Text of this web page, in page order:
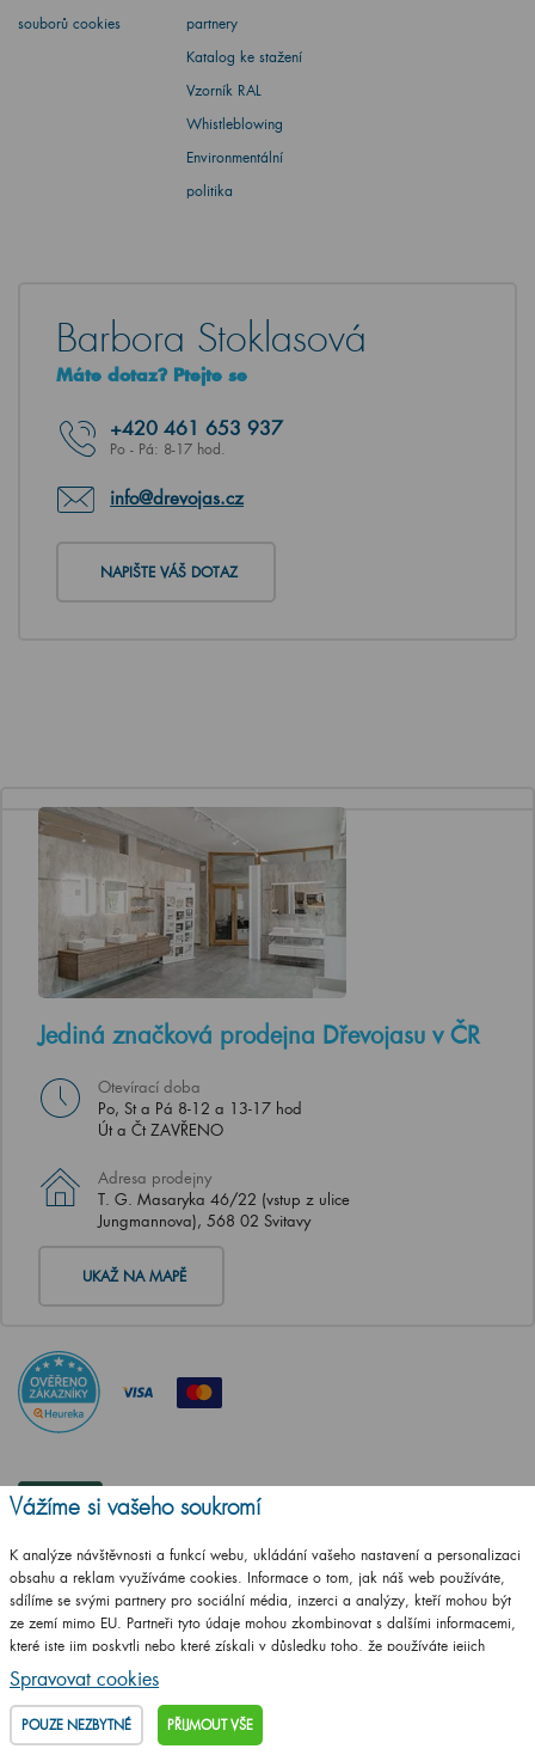
souborů cookies
partnery
Katalog ke stažení
Vzorník RAL
Whistleblowing
Environmentální
politika
Barbora Stoklasová
Máte dotaz? Ptejte se
+420 461 653 937
Po - Pá: 8-17 hod.
info@drevojas.cz
NAPIŠTE VÁŠ DOTAZ
Jediná značková prodejna Dřevojasu v ČR
Otevírací doba
Po, St a Pá 8-12 a 13-17 hod
Út a Čt ZAVŘENO
Adresa prodejny
T. G. Masaryka 46/22 (vstup z ulice
Jungmannova), 568 02 Svitavy
UKAŽ NA MAPĚ
ČSN EN ISO
Vážíme si vašeho soukromí
K analýze návštěvnosti a funkcí webu, ukládání vašeho nastavení a personalizaci
obsahu a reklam využíváme cookies. Informace o tom, jak náš web používáte,
sdílíme se svými partnery pro sociální média, inzerci a analýzy, kteří mohou být
ze zemí mimo EU. Partneři tyto údaje mohou zkombinovat s dalšími informacemi,
které jste jim poskytli nebo které získali v důsledku toho, že používáte jejich
služby.
Podrobné informace
Spravovat cookies
POUZE NEZBYTNÉ PŘIJMOUT VŠE